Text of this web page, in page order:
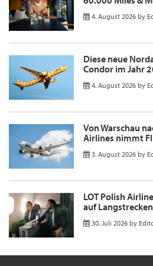
4. August 2026 by
Diese neue
Condor im Jahr
4. August 2026 by
Von Warschau
Airlines nimmt
3. August 2026 by
LOT Polish
auf
30. Juli 2026 by